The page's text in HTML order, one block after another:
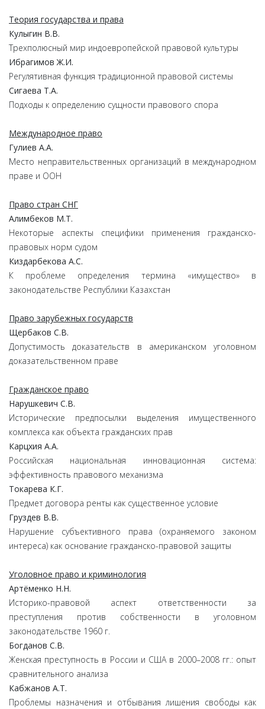
Теория государства и права
Кулыгин В.В.
Трехполюсный мир индоевропейской правовой культуры
Ибрагимов Ж.И.
Регулятивная функция традиционной правовой системы
Сигаева Т.А.
Подходы к определению сущности правового спора
Международное право
Гулиев А.А.
Место неправительственных организаций в международном
праве и ООН
Право стран СНГ
Алимбеков М.Т.
Некоторые аспекты специфики применения гражданско-
правовых норм судом
Киздарбекова А.С.
К проблеме определения термина «имущество» в
законодательстве Республики Казахстан
Право зарубежных государств
Щербаков С.В.
Допустимость доказательств в американском уголовном
доказательственном праве
Гражданское право
Нарушкевич С.В.
Исторические предпосылки выделения имущественного
комплекса как объекта гражданских прав
Карцхия А.А.
Российская национальная инновационная система:
эффективность правового механизма
Токарева К.Г.
Предмет договора ренты как существенное условие
Груздев В.В.
Нарушение субъективного права (охраняемого законом
интереса) как основание гражданско-правовой защиты
Уголовное право и криминология
Артёменко Н.Н.
Историко-правовой аспект ответственности за
преступления против собственности в уголовном
законодательстве 1960 г.
Богданов С.В.
Женская преступность в России и США в 2000–2008 гг.: опыт
сравнительного анализа
Кабжанов А.Т.
Проблемы назначения и отбывания лишения свободы как